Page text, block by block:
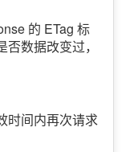
的 ETag 标
数据改变过，
时间内再次请求